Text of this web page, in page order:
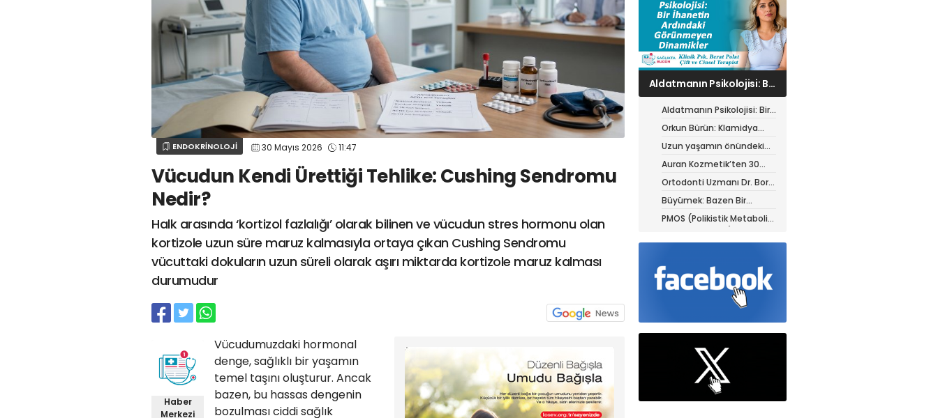
ENDOKRİNOLOJİ 30 Mayıs 2026 11:47
Vücudun Kendi Ürettiği Tehlike: Cushing Sendromu
Nedir?
Halk arasında ‘kortizol fazlalığı’ olarak bilinen ve vücudun stres hormonu olan
kortizole uzun süre maruz kalmasıyla ortaya çıkan Cushing Sendromu
vücuttaki dokuların uzun süreli olarak aşırı miktarda kortizole maruz kalması
durumudur
Haber
Merkezi
Vücudumuzdaki hormonal
denge, sağlıklı bir yaşamın
temel taşını oluşturur. Ancak
bazen, bu hassas dengenin
bozulması ciddi sağlık
Orkun Bürün: Klamidya
enfeksiyonu çok kedili
ortamlarda birden fazla
Aldatmanın Psikolojisi: Bir
İhanetin Ardındaki
Görünmeyen Dinamikler
Orkun Bürün: Klamidya
enfeksiyonu çok kedili
ortamlarda birden fazla
kediyi etkileyebilir
Uzun yaşamın önündeki
yeni engel: Modern yaşam
tarzı
Auran Kozmetik’ten 30
Milyon TL’lik yatırım
Ortodonti Uzmanı Dr. Bora
Aysan’dan tel tedavisi
görenlere kritik uyarılar
Büyümek: Bazen Bir
Parçanı Bırakabilmektir
PMOS (Polikistik Metabolik
için yazın beslenme